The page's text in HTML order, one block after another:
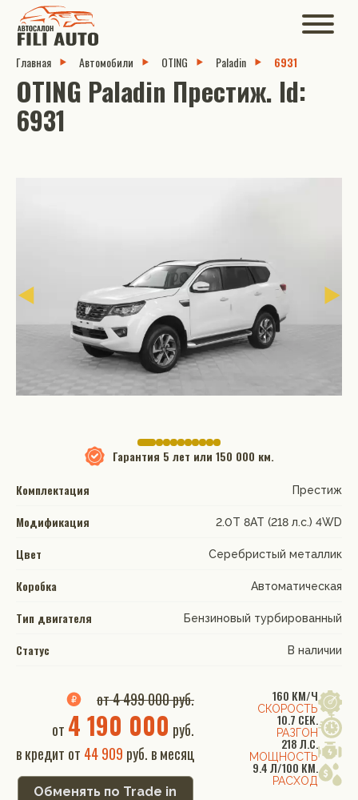
Главная Автомобили OTING Paladin 6931
OTING Paladin Престиж. Id:
6931
Гарантия 5 лет или 150 000 км.
Комплектация
Престиж
Модификация 2.0T 8AT (218 л.с.) 4WD
Цвет Серебристый металлик
Коробка Автоматическая
Тип двигателя Бензиновый турбированный
Статус В наличии
160 КМ/Ч
СКОРОСТЬ
10.7 СЕК.
РАЗГОН
218 Л.С.
МОЩНОСТЬ
9.4 Л/100 КМ.
РАСХОД
от 4 499 000 руб.
от 4 190 000 руб.
в кредит от 44 909 руб. в месяц
Обменять по Trade in